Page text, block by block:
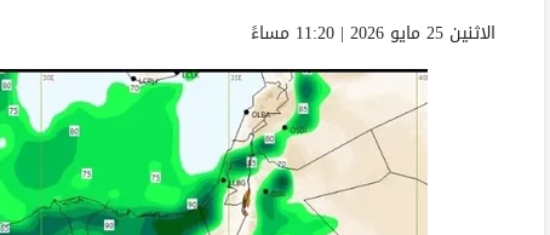
الاثنين 25 مايو 2026 | 11:20 مساءً